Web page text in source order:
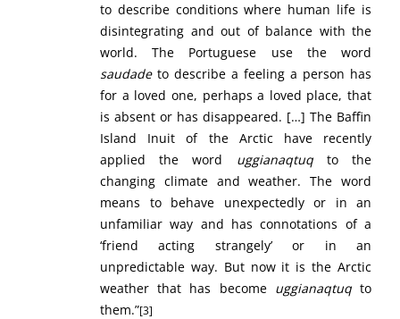
to describe conditions where human life is
disintegrating and out of balance with the
world. The Portuguese use the word
saudadeto describe a feeling a person has
for a loved one, perhaps a loved place, that
is absent or has disappeared. […] The Baffin
Island Inuit of the Arctic have recently
applied the word uggianaqtuqto the
changing climate and weather. The word
means to behave unexpectedly or in an
unfamiliar way and has connotations of a
‘friend acting strangely’ or in an
unpredictable way. But now it is the Arctic
weather that has become uggianaqtuqto
them.”[3]